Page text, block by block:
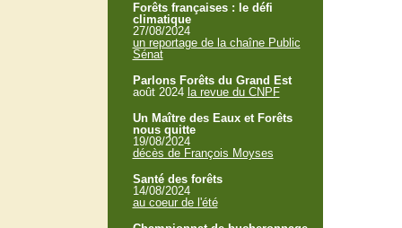
Forêts françaises : le défi
climatique
27/08/2024
un reportage de la chaîne Public
Sénat
Parlons Forêts du Grand Est
août 2024 la revue du CNPF
Un Maître des Eaux et Forêts
nous quitte
19/08/2024
décès de François Moyses
Santé des forêts
14/08/2024
au coeur de l'été